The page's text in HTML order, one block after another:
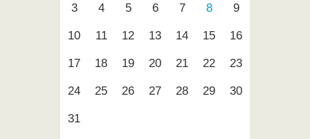
3 4 5 6 7 8 9
10 11 12 13 14 15 16
17 18 19 20 21 22 23
24 25 26 27 28 29 30
31